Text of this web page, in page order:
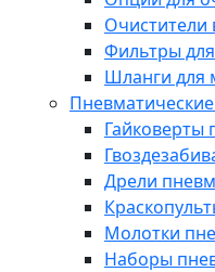
Очистители
Фильтры
Шланги для
Гайковерты
Дрели
Молотки
Наборы